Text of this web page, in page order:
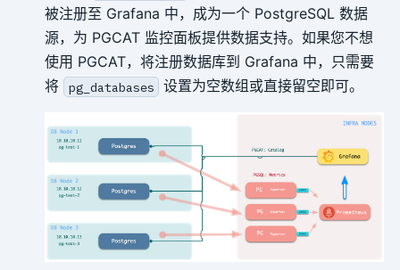
被注册至 Grafana 中，成为一个 PostgreSQL 数据
源，为 PGCAT 监控面板提供数据支持。如果您不想
使用 PGCAT，将注册数据库到 Grafana 中，只需要
将
pg_databases 设置为空数组或直接留空即可。